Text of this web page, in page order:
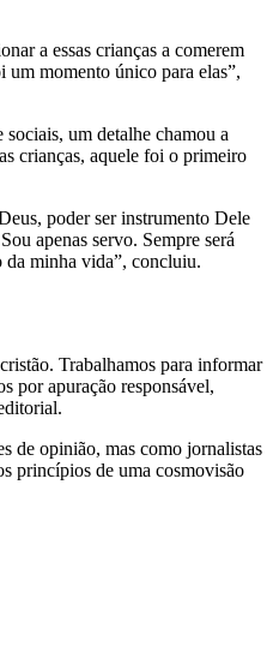
a essas crianças a comerem
momento único para elas”,
sociais, um detalhe chamou a
crianças, aquele foi o primeiro
poder ser instrumento Dele
apenas servo. Sempre será
da minha vida”, concluiu.
Trabalhamos para informar
por apuração responsável,
de opinião, mas como jornalistas
princípios de uma cosmovisão